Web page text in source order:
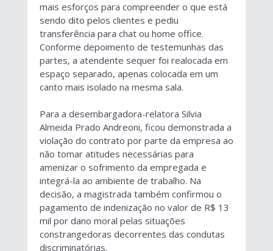
mais esforços para compreender o que está
sendo dito pelos clientes e pediu
transferência para chat ou home office.
Conforme depoimento de testemunhas das
partes, a atendente sequer foi realocada em
espaço separado, apenas colocada em um
canto mais isolado na mesma sala.
Para a desembargadora-relatora Silvia
Almeida Prado Andreoni, ficou demonstrada a
violação do contrato por parte da empresa ao
não tomar atitudes necessárias para
amenizar o sofrimento da empregada e
integrá-la ao ambiente de trabalho. Na
decisão, a magistrada também confirmou o
pagamento de indenização no valor de R$ 13
mil por dano moral pelas situações
constrangedoras decorrentes das condutas
discriminatórias.